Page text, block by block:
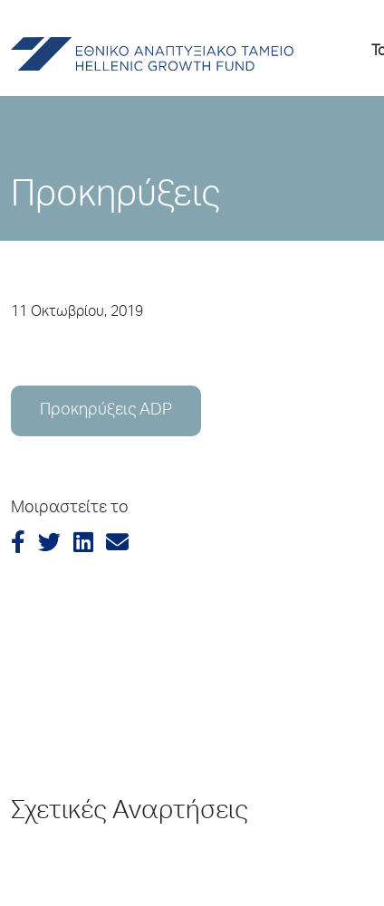
Προκηρύξεις
11 Οκτωβρίου, 2019
Προκηρύξεις ADP
Μοιραστείτε το
Σχετικές Αναρτήσεις